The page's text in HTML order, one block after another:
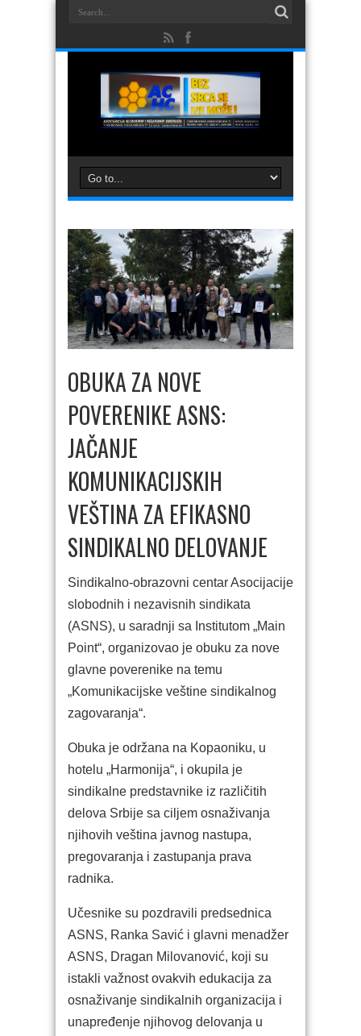
OBUKA ZA NOVE
POVERENIKE ASNS:
JAČANJE
KOMUNIKACIJSKIH
VEŠTINA ZA EFIKASNO
SINDIKALNO DELOVANJE
Sindikalno-obrazovni centar Asocijacije
slobodnih i nezavisnih sindikata
(ASNS), u saradnji sa Institutom „Main
Point“, organizovao je obuku za nove
glavne poverenike na temu
„Komunikacijske veštine sindikalnog
zagovaranja“.
Obuka je održana na Kopaoniku, u
hotelu „Harmonija“, i okupila je
sindikalne predstavnike iz različitih
delova Srbije sa ciljem osnaživanja
njihovih veština javnog nastupa,
pregovaranja i zastupanja prava
radnika.
Učesnike su pozdravili predsednica
ASNS, Ranka Savić i glavni menadžer
ASNS, Dragan Milovanović, koji su
istakli važnost ovakvih edukacija za
osnaživanje sindikalnih organizacija i
unapređenje njihovog delovanja u